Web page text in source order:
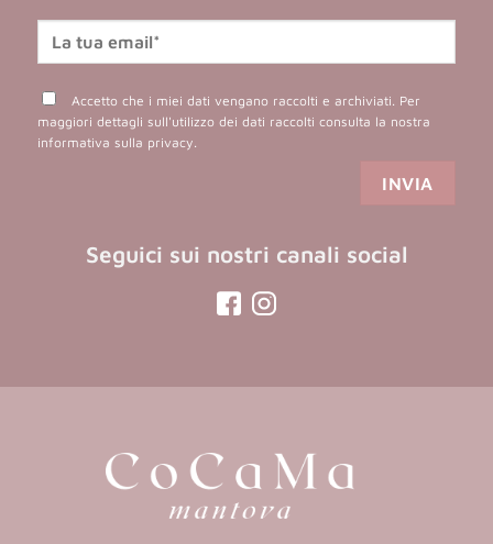
Accetto che i miei dati vengano raccolti e archiviati. Per
maggiori dettagli sull'utilizzo dei dati raccolti consulta la nostra
informativa sulla privacy
Seguici sui nostri canali social
a
a
tab)